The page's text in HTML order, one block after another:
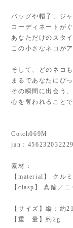
バッグや帽子、ジ
コーディネートが
あなただけのスタイ
この小さなネコが
そして、どのネコ
まるであなたにぴ
その瞬間に出会う
心を奪われることで
Cotch069M
jan：
素材：
【material】 クル
【clasp】 真鍮／
【サイズ】縦：約
【重 量】約2g